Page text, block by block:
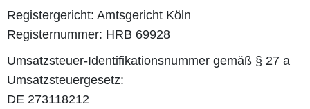
Registergericht: Amtsgericht Köln
Registernummer: HRB 69928
Umsatzsteuer-Identifikationsnummer gemäß § 27 a
Umsatzsteuergesetz:
DE 273118212